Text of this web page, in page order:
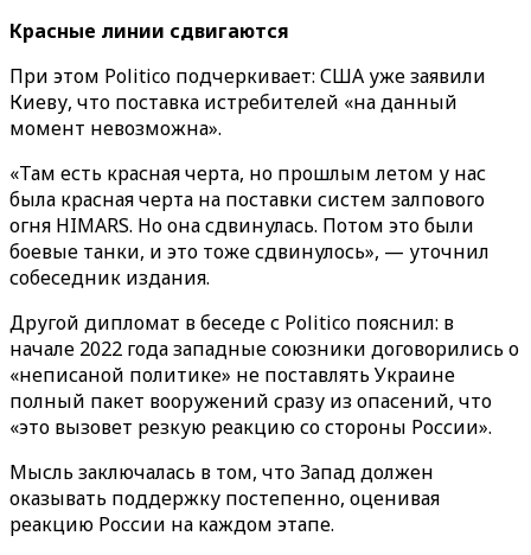
Красные линии сдвигаются
При этом Politico подчеркивает: США уже заявили
Киеву, что поставка истребителей «на данный
момент невозможна».
«Там есть красная черта, но прошлым летом у нас
была красная черта на поставки систем залпового
огня HIMARS. Но она сдвинулась. Потом это были
боевые танки, и это тоже сдвинулось», — уточнил
собеседник издания.
Другой дипломат в беседе с Politico пояснил: в
начале 2022 года западные союзники договорились о
«неписаной политике» не поставлять Украине
полный пакет вооружений сразу из опасений, что
«это вызовет резкую реакцию со стороны России».
Мысль заключалась в том, что Запад должен
оказывать поддержку постепенно, оценивая
реакцию России на каждом этапе.